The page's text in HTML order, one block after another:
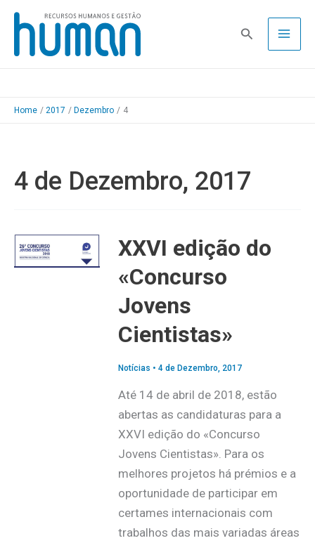
Skip
content
Pesquisa
Home 2017 Dezembro 4
4 de Dezembro, 2017
XXVI edição do
«Concurso
Jovens
Cientistas»
Notícias • 4 de Dezembro, 2017
Até 14 de abril de 2018, estão
abertas as candidaturas para a
XXVI edição do «Concurso
Jovens Cientistas». Para os
melhores projetos há prémios e a
oportunidade de participar em
certames internacionais com
trabalhos das mais variadas áreas